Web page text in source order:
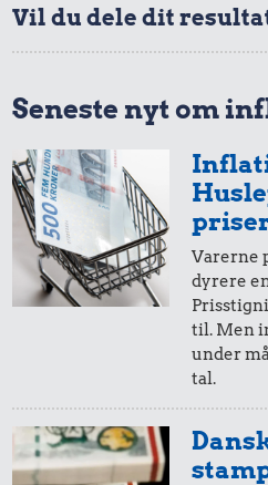
i 2002
50,-
i 2002
20,-
i 2002
Vil du dele dit
Seneste nyt om
Varerne
dyrere
til. Men
under
tal.